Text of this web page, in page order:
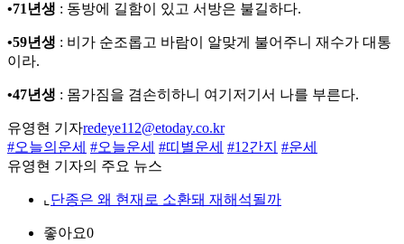
•71년생 : 동방에 길함이 있고 서방은 불길하다.
•59년생 : 비가 순조롭고 바람이 알맞게 불어주니 재수가 대통
이라.
•47년생 : 몸가짐을 겸손히하니 여기저기서 나를 부른다.
유영현 기자redeye112@etoday.co.kr
#오늘의운세 #오늘운세 #띠별운세 #12간지 #운세
유영현 기자의 주요 뉴스
⌞ 단종은 왜 현재로 소환돼 재해석될까
좋아요0